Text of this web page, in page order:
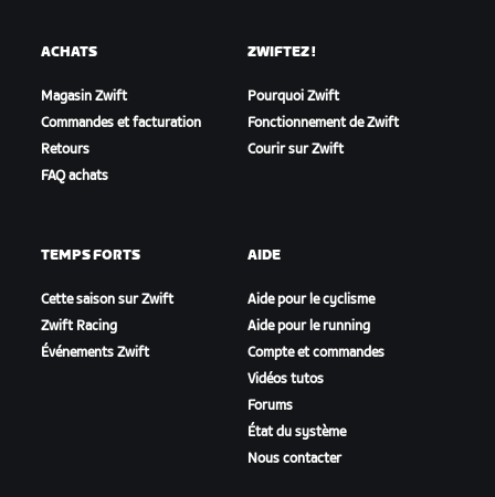
ACHATS
Magasin Zwift
Commandes et facturation
Retours
FAQ achats
ZWIFTEZ !
Pourquoi Zwift
Fonctionnement de Zwift
Courir sur Zwift
TEMPS FORTS
Cette saison sur Zwift
Zwift Racing
Événements Zwift
AIDE
Aide pour le cyclisme
Aide pour le running
Compte et commandes
Vidéos tutos
Forums
État du système
Nous contacter